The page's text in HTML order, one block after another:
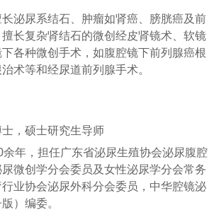
泌尿系结石、肿瘤如肾癌、膀胱癌及前
长复杂肾结石的微创经皮肾镜术、软镜
各种微创手术，如腹腔镜下前列腺癌根
术等和经尿道前列腺手术。
，硕士研究生导师
余年，担任广东省泌尿生殖协会泌尿腹腔
微创学分会委员及女性泌尿学分会常务
业协会泌尿外科分会委员，中华腔镜泌
）编委。